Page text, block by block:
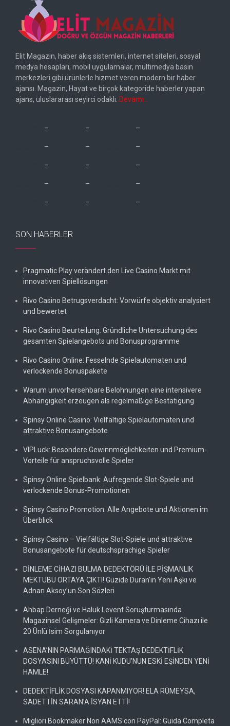
Elit Magazin, haber akış sistemleri, internet siteleri, sosyal
medya hesapları, mobil uygulamalar, multimedya basın
merkezleri gibi ürünlerle hizmet veren modern bir haber
ajansı. Magazin, Hayat ve birçok kategoride haberler yapan
ajans, uluslararası seyirci odaklı. Devamı…
– – –
– – –
– – –
– – –
– – –
SON HABERLER
Pragmatic Play verändert den Live Casino Markt mit
innovativen Spiellösungen
Rivo Casino Betrugsverdacht: Vorwürfe objektiv analysiert
und bewertet
Rivo Casino Beurteilung: Gründliche Untersuchung des
gesamten Spielangebots und Bonusprogramme
Rivo Casino Online: Fesselnde Spielautomaten und
verlockende Bonuspakete
Warum unvorhersehbare Belohnungen eine intensivere
Abhängigkeit erzeugen als regelmäßige Bestätigung
Spinsy Online Casino: Vielfältige Spielautomaten und
attraktive Bonusangebote
VIPLuck: Besondere Gewinnmöglichkeiten und Premium-
Vorteile für anspruchsvolle Spieler
Spinsy Online Spielbank: Aufregende Slot-Spiele und
verlockende Bonus-Promotionen
Spinsy Casino Promotion: Alle Angebote und Aktionen im
Überblick
Spinsy Casino – Vielfältige Slot-Spiele und attraktive
Bonusangebote für deutschsprachige Spieler
DİNLEME CİHAZI BULMA DEDEKTÖRÜ İLE PİŞMANLIK
MEKTUBU ORTAYA ÇIKTI! Güzide Duran’ın Yeni Aşkı ve
Adnan Aksoy’un Son Sözleri
Ahbap Derneği ve Haluk Levent Soruşturmasında
Magazinsel Gelişmeler: Gizli Kamera ve Dinleme Cihazı ile
20 Ünlü İsim Sorgulanıyor
ASENA’NIN PARMAĞINDAKİ TEKTAŞ DEDEKTİFLİK
DOSYASINI BÜYÜTTÜ! KANİ KUDU’NUN ESKİ EŞİNDEN YENİ
HAMLE!
DEDEKTİFLİK DOSYASI KAPANMIYOR! ELA RÜMEYSA,
SADETTİN SARAN’A İSYAN ETTİ!
Migliori Bookmaker Non AAMS con PayPal: Guida Completa